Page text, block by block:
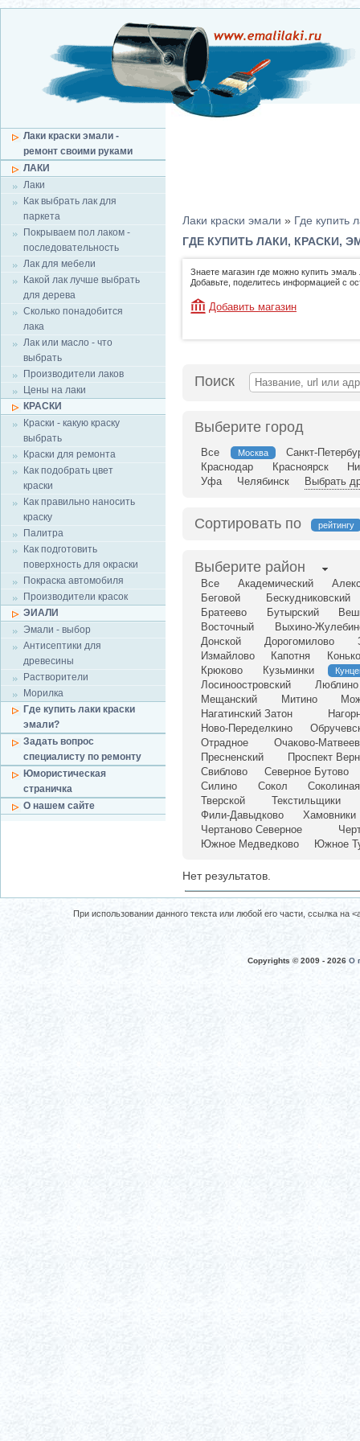
Лаки краски эмали -
ремонт своими руками
ЛАКИ
Лаки
Как выбрать лак для
паркета
Покрываем пол лаком -
последовательность
Лак для мебели
Какой лак лучше выбрать
для дерева
Сколько понадобится
лака
Лак или масло - что
выбрать
Производители лаков
Цены на лаки
КРАСКИ
Краски - какую краску
выбрать
Краски для ремонта
Как подобрать цвет
краски
Как правильно наносить
краску
Палитра
Как подготовить
поверхность для окраски
Покраска автомобиля
Производители красок
ЭИАЛИ
Эмали - выбор
Антисептики для
древесины
Растворители
Морилка
Где купить лаки краски
эмали?
Задать вопрос
специалисту по ремонту
Юмористическая
страничка
О нашем сайте
Лаки краски эмали » Где купить
ГДЕ КУПИТЬ ЛАКИ, КРАСКИ,
Знаете магазин где можно купить эмаль
Добавьте, поделитесь информацией с
Добавить магазин
Поиск
Выберите город
Все Москва
Санкт-
Краснодар
Красноярск
Уфа
Челябинск Выбрать
Сортировать по рейтингу
Выберите район
Все Академический
Беговой
Бескудниковский
Братеево
Бутырский
Восточный
Выхино-
Донской
Дорогомилово
Измайлово
Капотня
Крюково
Кузьминки
Лосиноостровский
Люблино
Мещанский
Митино
Нагатинский Затон
Ново-Переделкино
Отрадное
Очаково-
Пресненский
Проспект
Свиблово
Северное Бутово
Силино
Сокол
Тверской
Текстильщики
Фили-Давыдково
Хамовники
Чертаново Северное
Южное Медведково
Южное
Нет результатов.
При использовании данного текста или любой его части, ссылка
Copyrights © 2009 - 2026 О